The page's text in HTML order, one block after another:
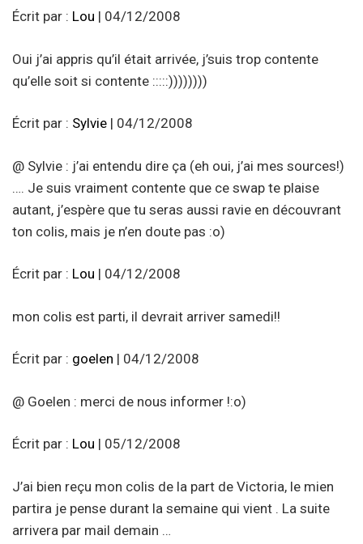
Écrit par : Lou | 04/12/2008
Oui j’ai appris qu’il était arrivée, j’suis trop contente
qu’elle soit si contente :::::))))))))
Écrit par : Sylvie | 04/12/2008
@ Sylvie : j’ai entendu dire ça (eh oui, j’ai mes sources!)
…. Je suis vraiment contente que ce swap te plaise
autant, j’espère que tu seras aussi ravie en découvrant
ton colis, mais je n’en doute pas :o)
Écrit par : Lou | 04/12/2008
mon colis est parti, il devrait arriver samedi!!
Écrit par : goelen | 04/12/2008
@ Goelen : merci de nous informer !:o)
Écrit par : Lou | 05/12/2008
J’ai bien reçu mon colis de la part de Victoria, le mien
partira je pense durant la semaine qui vient . La suite
arrivera par mail demain …